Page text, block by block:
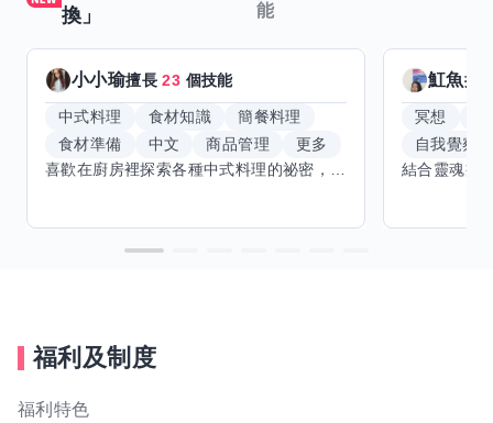
換」
能
小小瑜擅長23 個技能
中式料理 食材知識
簡餐料理
食材準備
中文 商品管理
更多
魟魚擅
冥想
自我覺察
福利及制度
福利特色